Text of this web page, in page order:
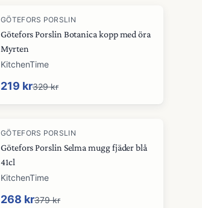
-33%
GÖTEFORS PORSLIN
Götefors Porslin Botanica kopp med öra
Myrten
KitchenTime
219 kr329 kr
-29%
GÖTEFORS PORSLIN
Götefors Porslin Selma mugg fjäder blå
41cl
KitchenTime
268 kr379 kr